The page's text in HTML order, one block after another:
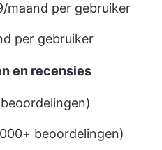
maand per gebruiker
per gebruiker
en recensies
beoordelingen)